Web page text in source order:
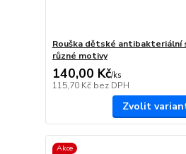
Rouška dětské antibakteriální
různé motivy
140,00 Kč/ks
115,70 Kč bez DPH
Zvolit
Akce